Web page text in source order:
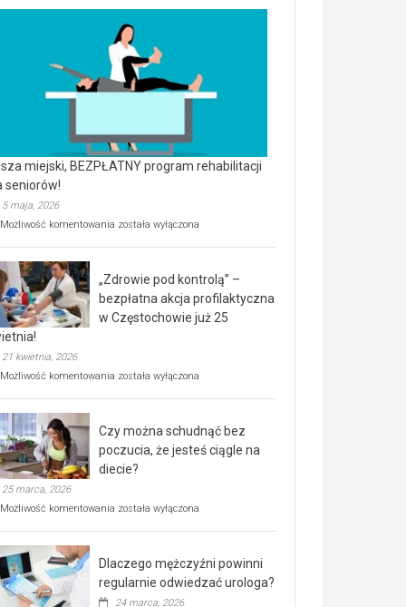
miejski, BEZPŁATNY program rehabilitacji
seniorów!
5 maja, 2026
Możliwość komentowania Rusza
rehabilitacji
dla
seniorów!
została wyłączona
„Zdrowie pod kontrolą” –
bezpłatna akcja profilaktyczna
w Częstochowie już 25
21 kwietnia, 2026
Możliwość komentowania „Zdrowie
bezpłatna
akcja
profilaktyczna
w
już
kwietnia!
została wyłączona
Czy można schudnąć bez
poczucia, że jesteś ciągle na
diecie?
25 marca, 2026
Możliwość komentowania Czy
poczucia,
że
została wyłączona
Dlaczego mężczyźni powinni
regularnie odwiedzać urologa?
24 marca, 2026